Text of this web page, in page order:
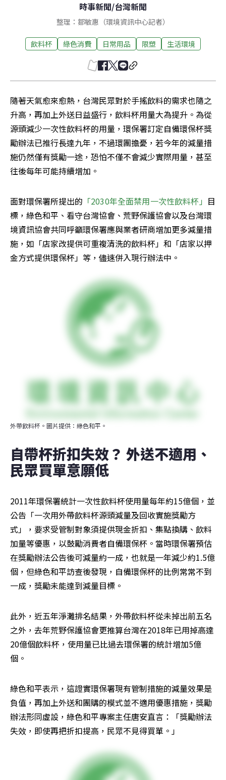
時事新聞/台灣新聞
整理：鄒敏惠（環境資訊中心記者）
飲料杯 綠色消費 日常用品 限塑 生活環境
隨著天氣愈來愈熱，台灣民眾對於手搖飲料的需求也隨之
升高，再加上外送日益盛行，飲料杯用量大為提升。為從
源頭減少一次性飲料杯的用量，環保署訂定自備環保杯獎
勵辦法已推行長達九年，不過環團擔憂，若今年的減量措
施仍然僅有獎勵一途，恐怕不僅不會減少實際用量，甚至
往後每年可能持續增加。
面對環保署所提出的 「2030年全面禁用一次性飲料杯」 目
標，綠色和平、看守台灣協會、荒野保護協會以及台灣環
境資訊協會共同呼籲環保署應與業者研商增加更多減量措
施，如「店家改提供可重複清洗的飲料杯」和「店家以押
金方式提供環保杯」等，儘速併入現行辦法中。
外帶飲料杯。圖片提供：綠色和平。
自帶杯折扣失效？ 外送不適用、
民眾買單意願低
2011年環保署統計一次性飲料杯使用量每年約15億個，並
公告「一次用外帶飲料杯源頭減量及回收實施獎勵方
式」，要求受管制對象須提供現金折扣、集點換購、飲料
加量等優惠，以鼓勵消費者自備環保杯。當時環保署預估
在獎勵辦法公告後可減量約一成，也就是一年減少約1.5億
個，但綠色和平訪查後發現，自備環保杯的比例常常不到
一成，獎勵未能達到減量目標。
此外，近五年淨灘排名結果，外帶飲料杯從未掉出前五名
之外，去年荒野保護協會更推算台灣在2018年已用掉高達
20億個飲料杯，使用量已比過去環保署的統計增加5億
個。
綠色和平表示，這證實環保署現有管制措施的減量效果是
負值，再加上外送和團購的模式並不適用優惠措施，獎勵
辦法形同虛設，綠色和平專案主任唐安直言：「獎勵辦法
失效，即使再把折扣提高，民眾不見得買單。」